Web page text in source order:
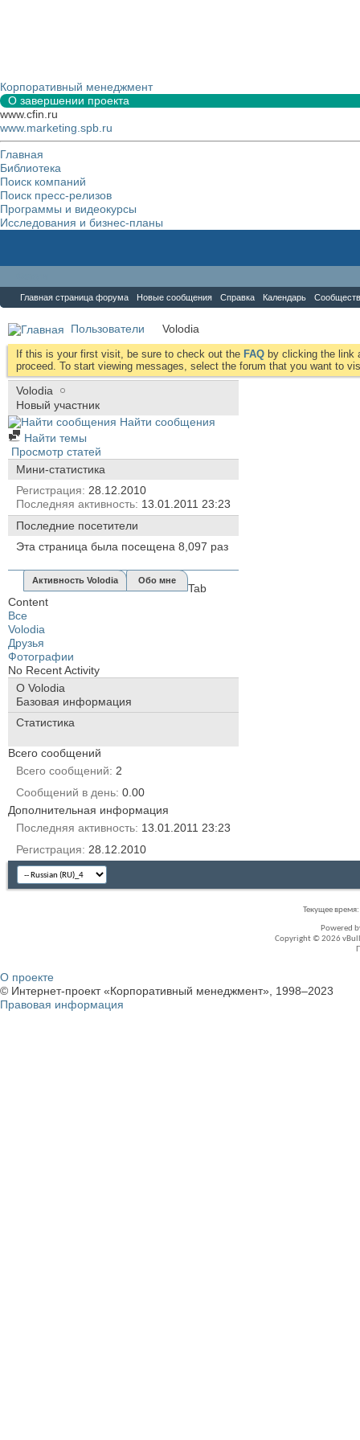
Корпоративный менеджмент
О завершении проекта
www.cfin.ru
www.marketing.spb.ru
Главная
Библиотека
Поиск компаний
Поиск пресс-релизов
Программы и видеокурсы
Исследования и бизнес-планы
Главная страница форума Новые сообщения Справка Календарь
Пользователи Volodia
If this is your first visit, be sure to check out the FAQ by clicking the link
proceed. To start viewing messages, select the forum that you want to
Volodia
Новый участник
Найти сообщения
Найти темы
Просмотр статей
Мини-статистика
Регистрация 28.12.2010
Последняя активность 13.01.2011 23:23
Последние посетители
Эта страница была посещена 8,097 раз
Активность Volodia Обо мне
Tab
Content
Все
Volodia
Друзья
Фотографии
No Recent Activity
О Volodia
Базовая информация
Статистика
Всего сообщений
Всего сообщений 2
Сообщений в день 0.00
Дополнительная информация
Последняя активность 13.01.2011 23:23
Регистрация 28.12.2010
Текущее время:
Powered
Copyright © 2026
О проекте
© Интернет-проект «Корпоративный менеджмент», 1998–2023
Правовая информация